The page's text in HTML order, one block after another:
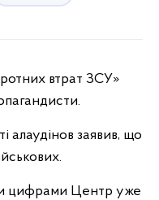
алаудінов заявив, що
цифрами Центр уже